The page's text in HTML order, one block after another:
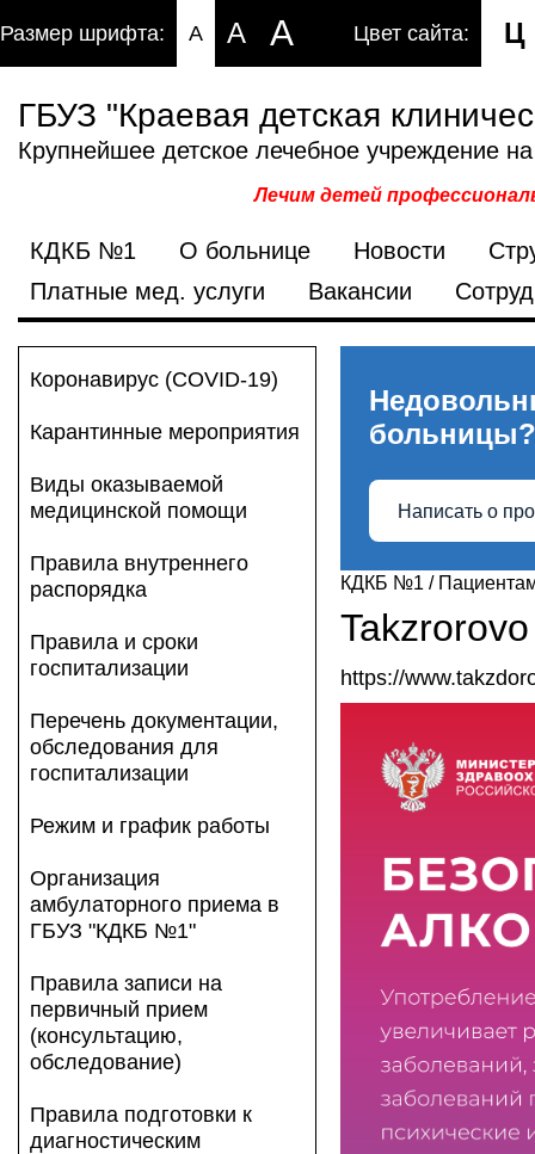
Размер шрифта: A A A Цвет сайта: Ц
ГБУЗ "Краевая детская
Крупнейшее детское лечебное учреждение
Лечим детей
КДКБ №1 О больнице Новости
Платные мед. услуги
Вакансии
Коронавирус (COVID-19)
Карантинные мероприятия
Виды оказываемой
медицинской помощи
Правила внутреннего
распорядка
Правила и сроки
госпитализации
Перечень документации,
обследования для
госпитализации
Режим и график работы
Организация
амбулаторного приема в
ГБУЗ "КДКБ №1"
Правила записи на
первичный прием
(консультацию,
обследование)
Правила подготовки к
диагностическим
больницы?
Написать о
КДКБ №1 /
Takzrorovo
https://